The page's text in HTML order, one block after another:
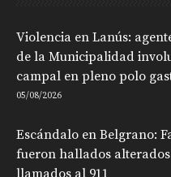
Violencia en Lanús:
de la Municipalidad
campal en pleno polo
05/08/2026
Escándalo en Belgrano:
fueron hallados